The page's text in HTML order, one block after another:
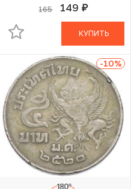
165 149 руб.
В КОРЗИНЕ
КУПИТЬ
-10%